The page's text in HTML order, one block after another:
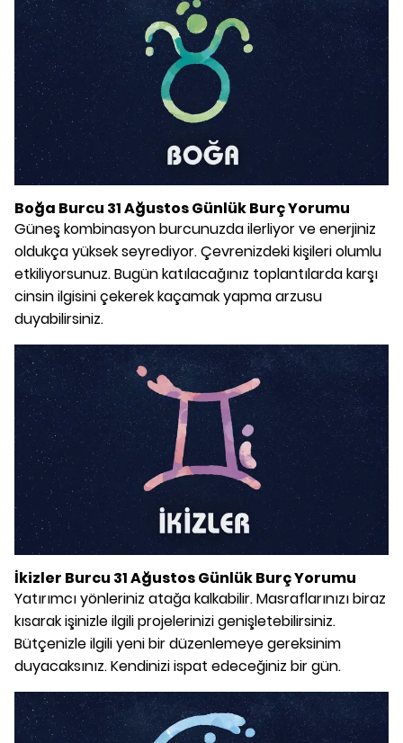
Boğa Burcu 31 Ağustos Günlük Burç Yorumu
Güneş kombinasyon burcunuzda ilerliyor ve enerjiniz
oldukça yüksek seyrediyor. Çevrenizdeki kişileri olumlu
etkiliyorsunuz. Bugün katılacağınız toplantılarda karşı
cinsin ilgisini çekerek kaçamak yapma arzusu
duyabilirsiniz.
İkizler Burcu 31 Ağustos Günlük Burç Yorumu
Yatırımcı yönleriniz atağa kalkabilir. Masraflarınızı biraz
kısarak işinizle ilgili projelerinizi genişletebilirsiniz.
Bütçenizle ilgili yeni bir düzenlemeye gereksinim
duyacaksınız. Kendinizi ispat edeceğiniz bir gün.